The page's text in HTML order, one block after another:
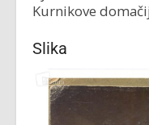
Kurnikove
Slika